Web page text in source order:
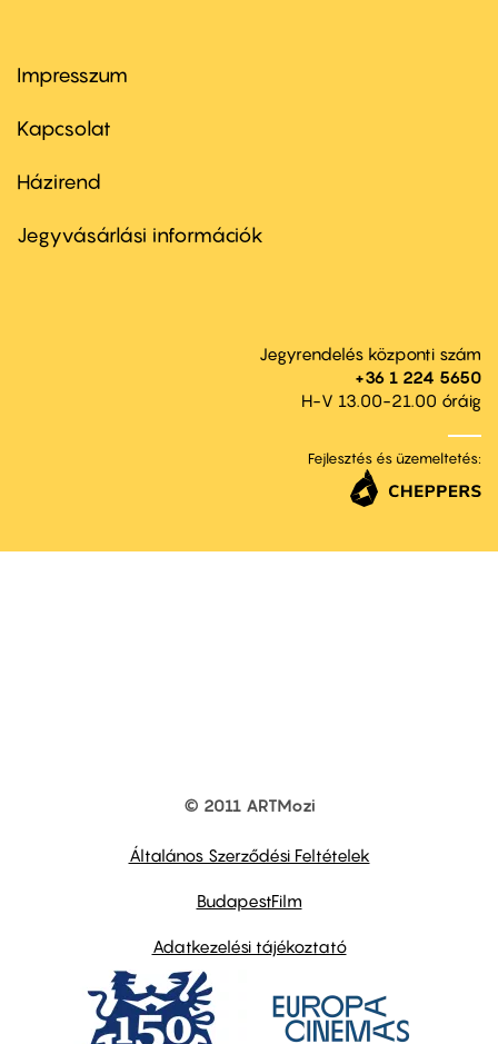
Footer
first
Impresszum
Kapcsolat
Footer
second
Házirend
Jegyvásárlási információk
Jegyrendelés központi szám
+36 1 224 5650
H-V 13.00-21.00 óráig
Fejlesztés és üzemeltetés:
© 2011 ARTMozi
Általános Szerződési Feltételek
BudapestFilm
Adatkezelési tájékoztató